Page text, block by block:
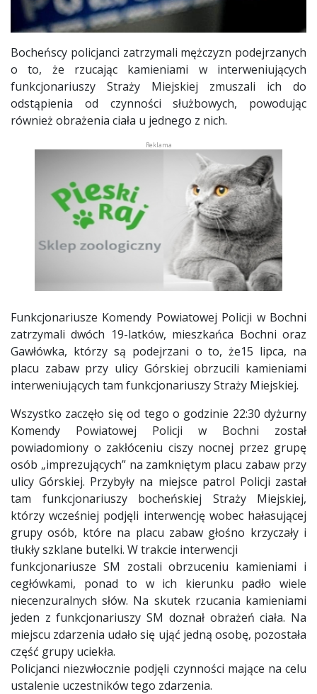
Bocheńscy policjanci zatrzymali mężczyzn podejrzanych
o to, że rzucając kamieniami w interweniujących
funkcjonariuszy Straży Miejskiej zmuszali ich do
odstąpienia od czynności służbowych, powodując
również obrażenia ciała u jednego z nich.
Funkcjonariusze Komendy Powiatowej Policji w Bochni
zatrzymali dwóch 19-latków, mieszkańca Bochni oraz
Gawłówka, którzy są podejrzani o to, że15 lipca, na
placu zabaw przy ulicy Górskiej obrzucili kamieniami
interweniujących tam funkcjonariuszy Straży Miejskiej.
Wszystko zaczęło się od tego o godzinie 22:30 dyżurny
Komendy Powiatowej Policji w Bochni został
powiadomiony o zakłóceniu ciszy nocnej przez grupę
osób „imprezujących” na zamkniętym placu zabaw przy
ulicy Górskiej. Przybyły na miejsce patrol Policji zastał
tam funkcjonariuszy bocheńskiej Straży Miejskiej,
którzy wcześniej podjęli interwencję wobec hałasującej
grupy osób, które na placu zabaw głośno krzyczały i
tłukły szklane butelki. W trakcie interwencji
funkcjonariusze SM zostali obrzuceniu kamieniami i
cegłówkami, ponad to w ich kierunku padło wiele
niecenzuralnych słów. Na skutek rzucania kamieniami
jeden z funkcjonariuszy SM doznał obrażeń ciała. Na
miejscu zdarzenia udało się ująć jedną osobę, pozostała
część grupy uciekła.
Policjanci niezwłocznie podjęli czynności mające na celu
ustalenie uczestników tego zdarzenia.